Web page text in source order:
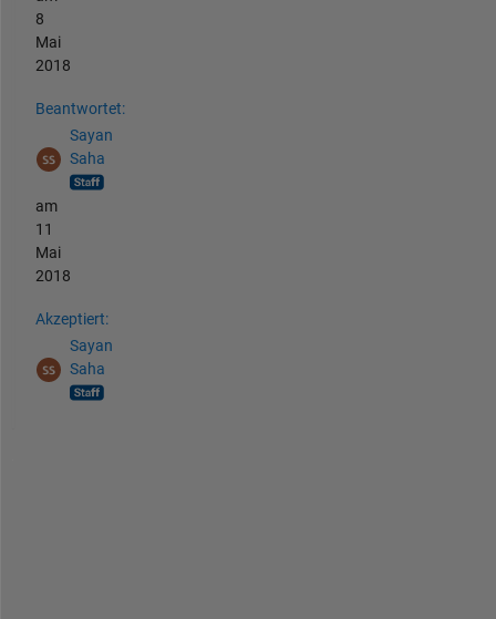
8
Mai
2018
Beantwortet:
Sayan
Saha
am
11
Mai
2018
Akzeptiert:
Sayan
Saha